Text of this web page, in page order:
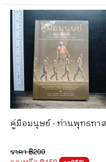
คู่มือมนุษย์ - ท่านพุทธทาส
ราคา ฿200